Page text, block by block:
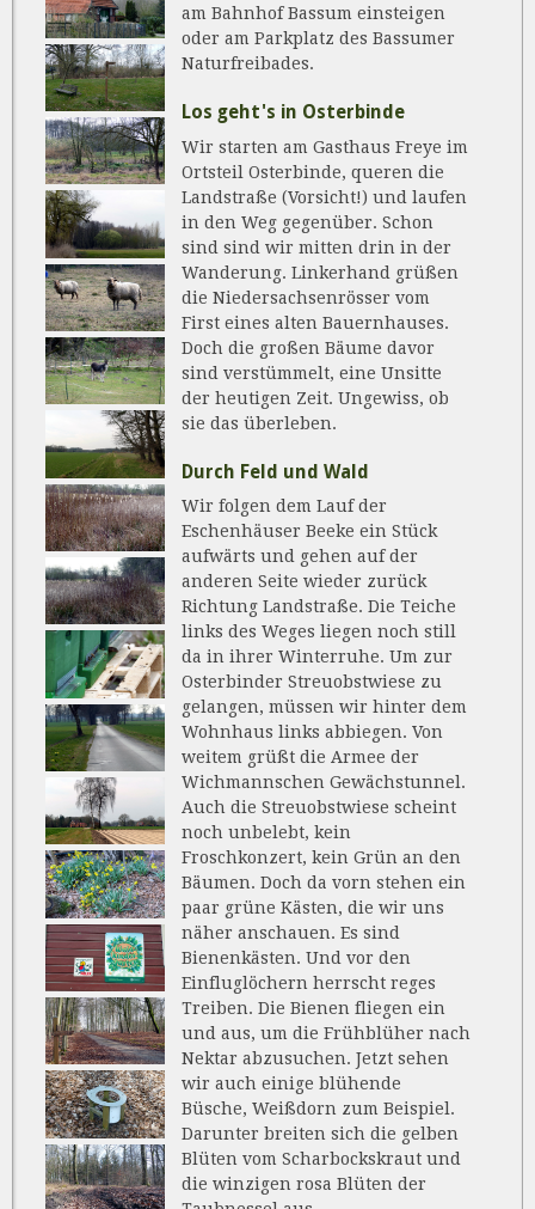
am Bahnhof Bassum einsteigen
oder am Parkplatz des Bassumer
Naturfreibades.
Los geht's in Osterbinde
Wir starten am Gasthaus Freye im
Ortsteil Osterbinde, queren die
Landstraße (Vorsicht!) und laufen
in den Weg gegenüber. Schon
sind sind wir mitten drin in der
Wanderung. Linkerhand grüßen
die Niedersachsenrösser vom
First eines alten Bauernhauses.
Doch die großen Bäume davor
sind verstümmelt, eine Unsitte
der heutigen Zeit. Ungewiss, ob
sie das überleben.
Durch Feld und Wald
Wir folgen dem Lauf der
Eschenhäuser Beeke ein Stück
aufwärts und gehen auf der
anderen Seite wieder zurück
Richtung Landstraße. Die Teiche
links des Weges liegen noch still
da in ihrer Winterruhe. Um zur
Osterbinder Streuobstwiese zu
gelangen, müssen wir hinter dem
Wohnhaus links abbiegen. Von
weitem grüßt die Armee der
Wichmannschen Gewächstunnel.
Auch die Streuobstwiese scheint
noch unbelebt, kein
Froschkonzert, kein Grün an den
Bäumen. Doch da vorn stehen ein
paar grüne Kästen, die wir uns
näher anschauen. Es sind
Bienenkästen. Und vor den
Einfluglöchern herrscht reges
Treiben. Die Bienen fliegen ein
und aus, um die Frühblüher nach
Nektar abzusuchen. Jetzt sehen
wir auch einige blühende
Büsche, Weißdorn zum Beispiel.
Darunter breiten sich die gelben
Blüten vom Scharbockskraut und
die winzigen rosa Blüten der